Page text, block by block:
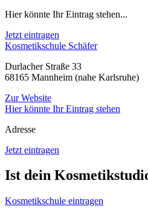
Hier könnte Ihr Eintrag stehen...
Jetzt eintragen
Kosmetikschule Schäfer
Durlacher Straße 33
68165 Mannheim (nahe Karlsruhe)
Zur Website
Hier könnte Ihr Eintrag stehen
Adresse
Jetzt eintragen
Ist dein
Kosmetikschule eintragen